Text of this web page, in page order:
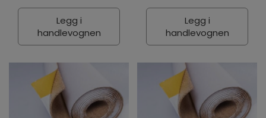
Legg i
handlevognen
Legg i
handlevognen